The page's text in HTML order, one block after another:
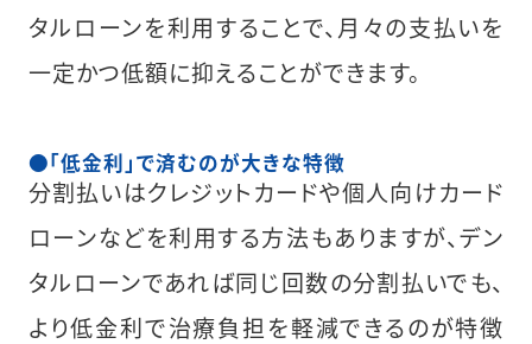
タルローンを利用することで、月々の支払いを
一定かつ低額に抑えることができます。
「低金利」で済むのが大きな特徴
分割払いはクレジットカードや個人向けカード
ローンなどを利用する方法もありますが、デン
タルローンであれば同じ回数の分割払いでも、
より低金利で治療負担を軽減できるのが特徴